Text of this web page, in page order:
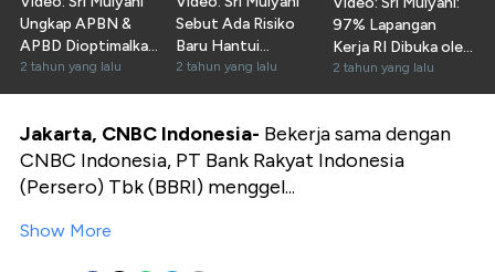
Ungkap APBN &
APBD Dioptimalkan
Untuk Dukung
UMKM
2 tahun yang lalu
Sebut Ada Risiko
Baru Hantui
Ekonomi Global
2 tahun yang lalu
97% Lapangan
Kerja RI Dibuka oleh
UMKM
2 tahun yang lalu
Jakarta, CNBC Indonesia- Bekerja sama dengan
CNBC Indonesia, PT Bank Rakyat Indonesia
(Persero) Tbk (BBRI) menggel...
Show More